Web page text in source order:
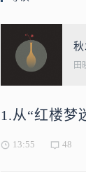
田
1.从“红楼梦
13:55 48